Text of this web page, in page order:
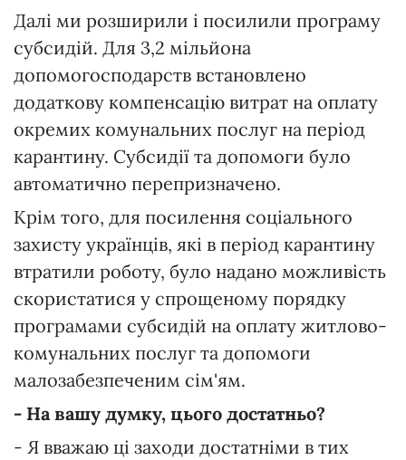
Далі ми розширили і посилили програму
субсидій. Для 3,2 мільйона
допомогосподарств встановлено
додаткову компенсацію витрат на оплату
окремих комунальних послуг на період
карантину. Субсидії та допомоги було
автоматично перепризначено.
Крім того, для посилення соціального
захисту українців, які в період карантину
втратили роботу, було надано можливість
скористатися у спрощеному порядку
програмами субсидій на оплату житлово-
комунальних послуг та допомоги
малозабезпеченим сім'ям.
- На вашу думку, цього достатньо?
- Я вважаю ці заходи достатніми в тих